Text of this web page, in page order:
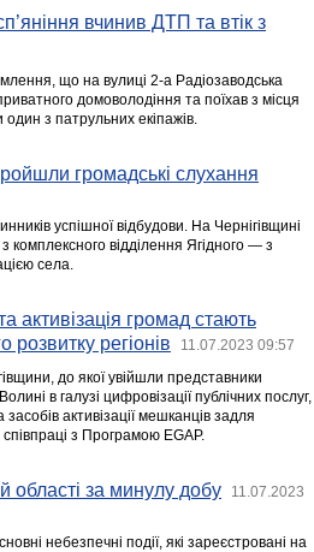
вчинив ДТП та втік з
що на вулиці 2-а Радіозаводська
домоволодіння та поїхав з місця
з патрульних екіпажів.
громадські слухання
успішної відбудови. На Чернігівщині
комплексного відділення Ягідного — з
села.
активізація громад стають
регіонів
11.07.2023 09:57
до якої увійшли представники
в галузі цифровізації публічних послуг,
активізації мешканців задля
з Програмою EGAP.
області за минулу добу
11.07.2023
небезпечні події, які зареєстровані на